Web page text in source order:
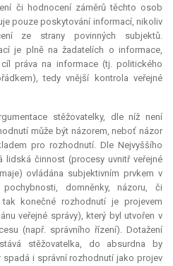
či hodnocení záměrů těchto osob
pouze poskytování informací, nikoliv
ze strany povinných subjektů.
je plně na žadatelích o informace,
práva na informace (tj. politického
tedy vnější kontrola veřejné
stěžovatelky, dle níž není
může být názorem, neboť názor
pro rozhodnutí. Dle Nejvyššího
lidská činnost (procesy uvnitř veřejné
ovládána subjektivním prvkem v
domněnky, názoru, či
konečné rozhodnutí je projevem
veřejné správy), který byl utvořen v
(např. správního řízení). Dotažení
stěžovatelka, do absurdna by
i správní rozhodnutí jako projev